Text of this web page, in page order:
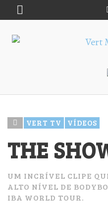
VERT TV VÍDEOS
THE
UM INCRÍVEL CLIPE
ALTO NÍVEL DE
IBA WORLD TOUR.